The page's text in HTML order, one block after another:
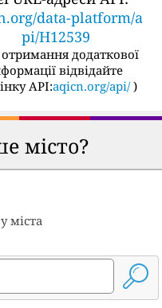
data-platform/a
pi/H12539
додаткової
відвідайте
API:aqicn.org/api/ )
місто?
міста